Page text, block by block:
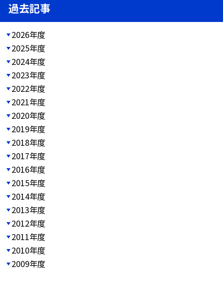
過去記事
2026年度
2025年度
2024年度
2023年度
2022年度
2021年度
2020年度
2019年度
2018年度
2017年度
2016年度
2015年度
2014年度
2013年度
2012年度
2011年度
2010年度
2009年度